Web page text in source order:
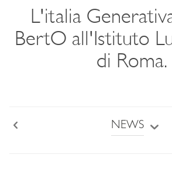
L'italia
BertO all'Istituto
di Roma.
NEWS